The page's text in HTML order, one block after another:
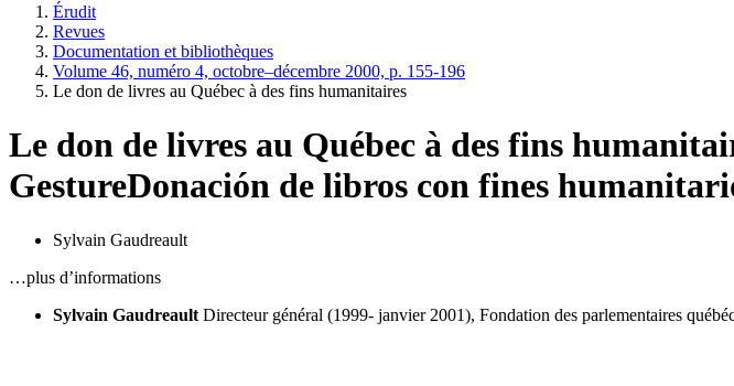
Érudit
Revues
Documentation et bibliothèques
Volume 46, numéro 4, octobre–décembre 2000, p. 155-196
Le don de livres au Québec à des fins humanitaires
Le don de livres au Québec à des fins
GestureDonación de libros con fines
Sylvain Gaudreault
…plus d’informations
Sylvain Gaudreault Directeur général (1999- janvier 2001), Fondation des parlementaires